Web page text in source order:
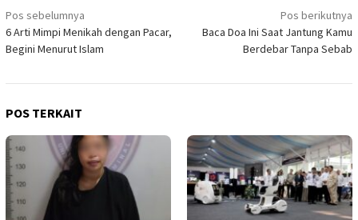
Navigasi
pos
Pos sebelumnya
6 Arti Mimpi Menikah dengan Pacar,
Begini Menurut Islam
Pos berikutnya
Baca Doa Ini Saat Jantung Kamu
Berdebar Tanpa Sebab
POS TERKAIT